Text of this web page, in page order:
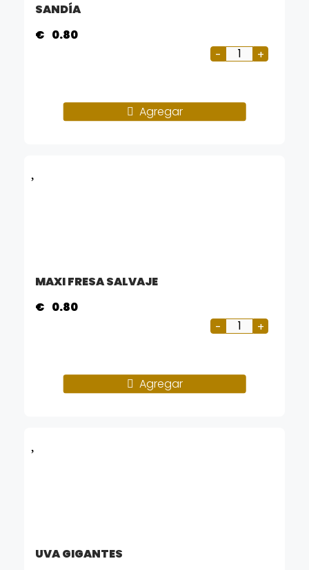
SANDÍA
€ 0.80
Agregar
MAXI FRESA SALVAJE
€ 0.80
Agregar
UVA GIGANTES